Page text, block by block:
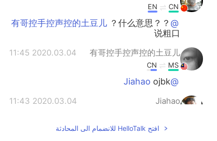
CN
EN
@有哥控手控声控的土豆儿
？什么意思？？
说粗口
有哥控手控声控的土豆儿
2020.03.04 11:45
MS
CN
@Jiahao
ojbk
Jiahao
2020.03.04 11:43
是 不 告 诉你
افتح HelloTalk للانضمام الى المحادثة